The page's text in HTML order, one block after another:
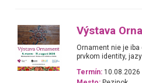
Výstava
Ornament nie je iba
prvkom identity,
Termín: